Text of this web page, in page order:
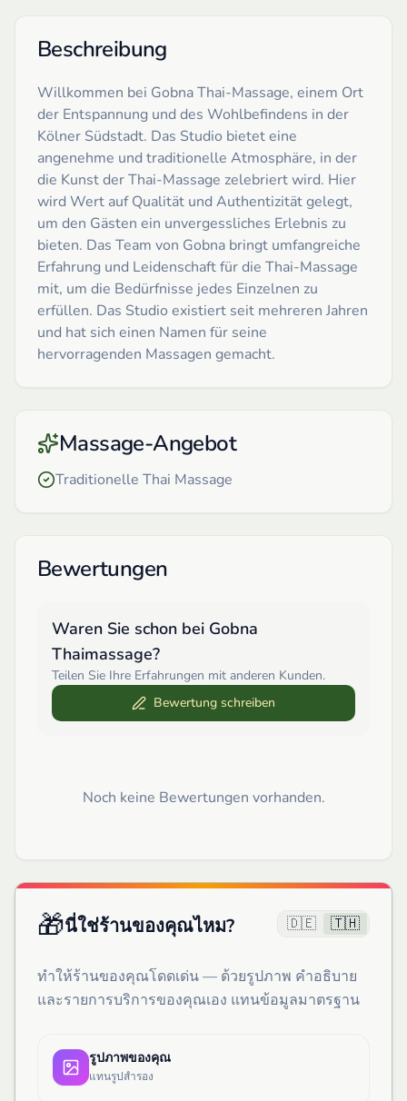
Beschreibung
Willkommen bei Gobna Thai-Massage, einem Ort
der Entspannung und des Wohlbefindens in der
Kölner Südstadt. Das Studio bietet eine
angenehme und traditionelle Atmosphäre, in der
die Kunst der Thai-Massage zelebriert wird. Hier
wird Wert auf Qualität und Authentizität gelegt,
um den Gästen ein unvergessliches Erlebnis zu
bieten. Das Team von Gobna bringt umfangreiche
Erfahrung und Leidenschaft für die Thai-Massage
mit, um die Bedürfnisse jedes Einzelnen zu
erfüllen. Das Studio existiert seit mehreren Jahren
und hat sich einen Namen für seine
hervorragenden Massagen gemacht.
Massage-Angebot
Traditionelle Thai Massage
Bewertungen
Waren Sie schon bei Gobna
Thaimassage?
Teilen Sie Ihre Erfahrungen mit anderen Kunden.
Bewertung schreiben
Noch keine Bewertungen vorhanden.
🎁นี่ใช่ร้านของคุณไหม? 🇩🇪 🇹🇭
ทำให้ร้านของคุณโดดเด่น — ด้วยรูปภาพ คำอธิบาย
และรายการบริการของคุณเอง แทนข้อมูลมาตรฐาน
รูปภาพของคุณ
แทนรูปสำรอง